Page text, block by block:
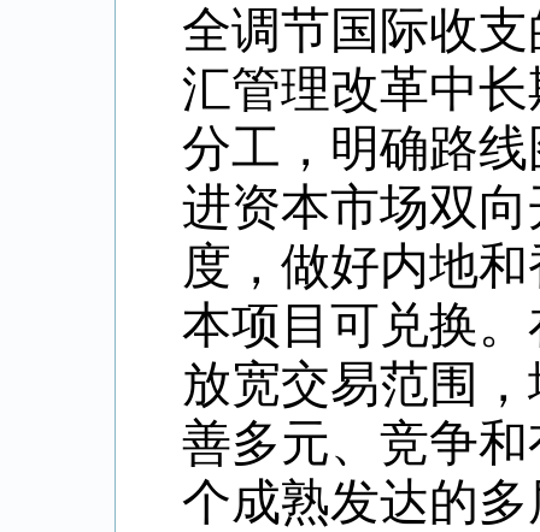
全调节国际收
汇管理改革中
分工，明确路
进资本市场双
度，做好内地
本项目可兑换
放宽交易范围
善多元、竞争
个成熟发达的